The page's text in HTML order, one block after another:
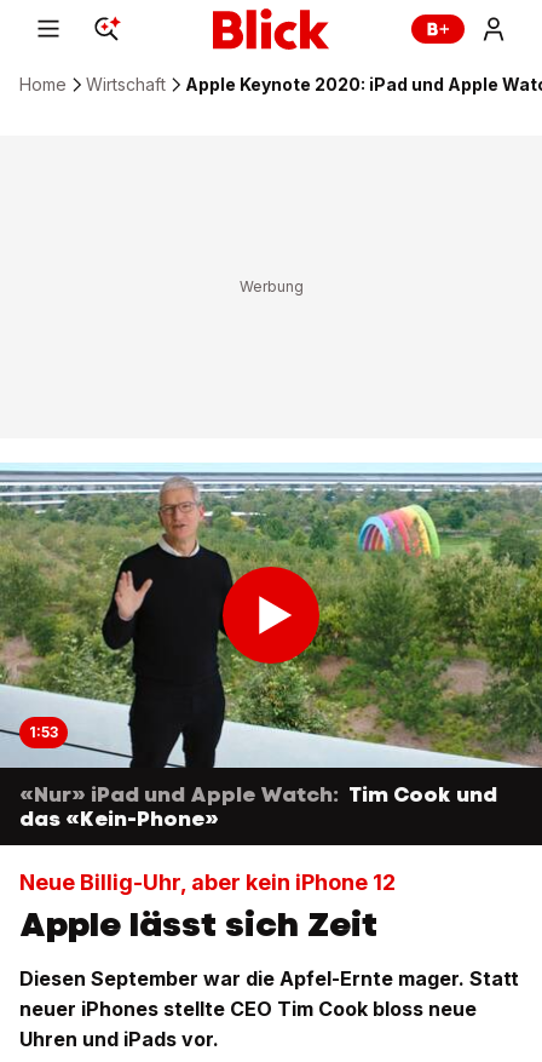
Home Wirtschaft Apple Keynote 2020: iPad und Apple
1:53
«Nur» iPad und Apple Watch: Tim Cook und
das «Kein-Phone»
Neue Billig-Uhr, aber kein iPhone 12
Apple lässt sich Zeit
Diesen September war die Apfel-Ernte mager. Statt
neuer iPhones stellte CEO Tim Cook bloss neue
Uhren und iPads vor.